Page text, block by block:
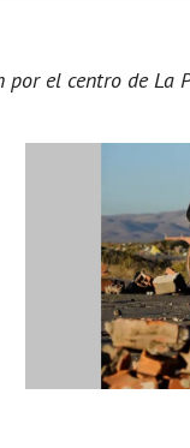
el centro de La